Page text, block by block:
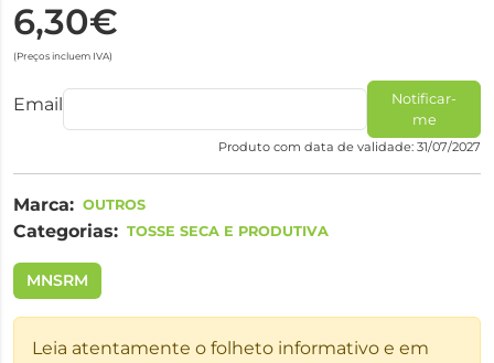
6,30€
(Preços incluem IVA)
Email
Notificar-
me
Produto com data de validade: 31/07/2027
Marca: OUTROS
Categorias: TOSSE SECA E PRODUTIVA
MNSRM
Leia atentamente o folheto informativo e em